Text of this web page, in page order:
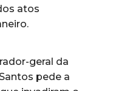
atos
geral da
pede a